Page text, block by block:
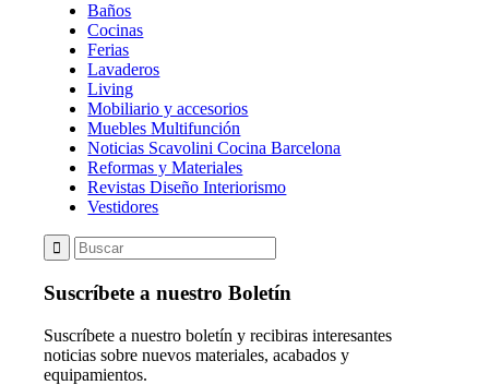
Baños
Cocinas
Ferias
Lavaderos
Living
Mobiliario y accesorios
Muebles Multifunción
Noticias Scavolini Cocina Barcelona
Reformas y Materiales
Revistas Diseño Interiorismo
Vestidores
Suscríbete a nuestro Boletín
Suscríbete a nuestro boletín y recibiras interesantes
noticias sobre nuevos materiales, acabados y
equipamientos.